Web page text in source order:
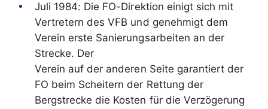
Juli 1984: Die FO-Direktion einigt sich mit
Vertretern des VFB und genehmigt dem
Verein erste Sanierungsarbeiten an der
Strecke. Der
Verein auf der anderen Seite garantiert der
FO beim Scheitern der Rettung der
Bergstrecke die Kosten für die Verzögerung